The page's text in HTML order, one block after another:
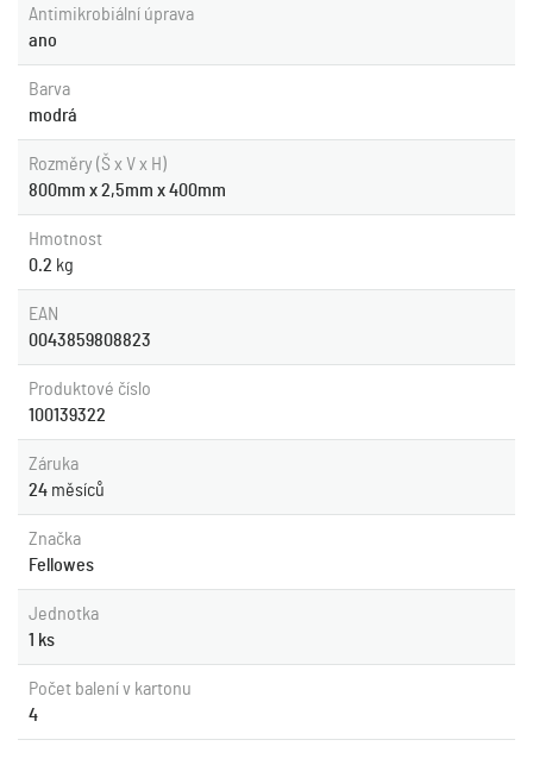
Antimikrobiální úprava
ano
Barva
modrá
Rozměry (Š x V x H)
800mm x 2,5mm x 400mm
Hmotnost
0.2 kg
EAN
0043859808823
Produktové číslo
100139322
Záruka
24 měsíců
Značka
Fellowes
Jednotka
1 ks
Počet balení v kartonu
4